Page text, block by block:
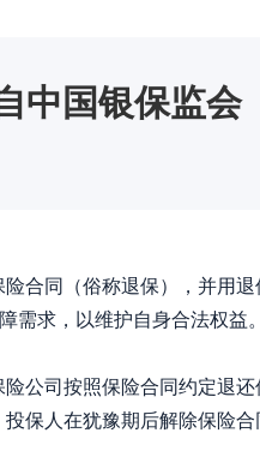
中国银保监会
合同（俗称退保），并用退
需求，以维护自身合法权益。
公司按照保险合同约定退
保人在犹豫期后解除保险